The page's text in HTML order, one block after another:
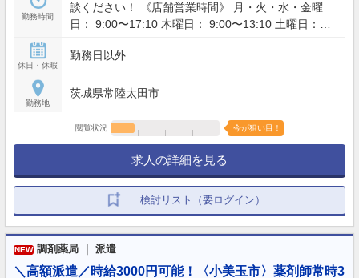
勤務時間
談ください！ 《店舗営業時間》 月・火・水・金曜
日： 9:00〜17:10 木曜日： 9:00〜13:10 土曜日：
休日・休暇
勤務日以外
勤務地
茨城県常陸太田市
閲覧状況 今が狙い目！
求人の詳細を見る
検討リスト（要ログイン）
NEW 調剤薬局 ｜ 派遣
＼高額派遣／時給3000円可能！〈小美玉市〉薬剤師常時3